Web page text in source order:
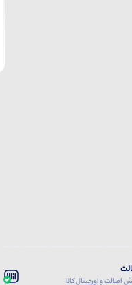
اصالت و اورجینال کالا